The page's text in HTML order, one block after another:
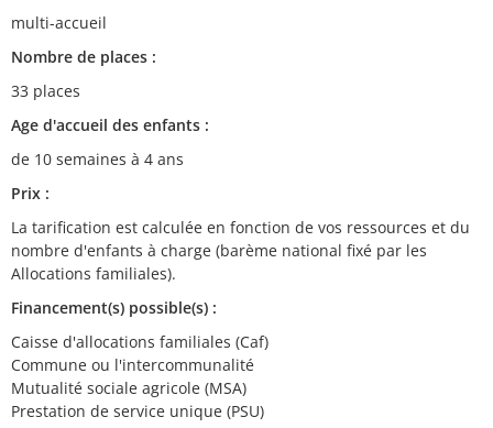
multi-accueil
Nombre de places :
33 places
Age d'accueil des enfants :
de 10 semaines à 4 ans
Prix :
La tarification est calculée en fonction de vos ressources et du
nombre d'enfants à charge (barème national fixé par les
Allocations familiales).
Financement(s) possible(s) :
Caisse d'allocations familiales (Caf)
Commune ou l'intercommunalité
Mutualité sociale agricole (MSA)
Prestation de service unique (PSU)